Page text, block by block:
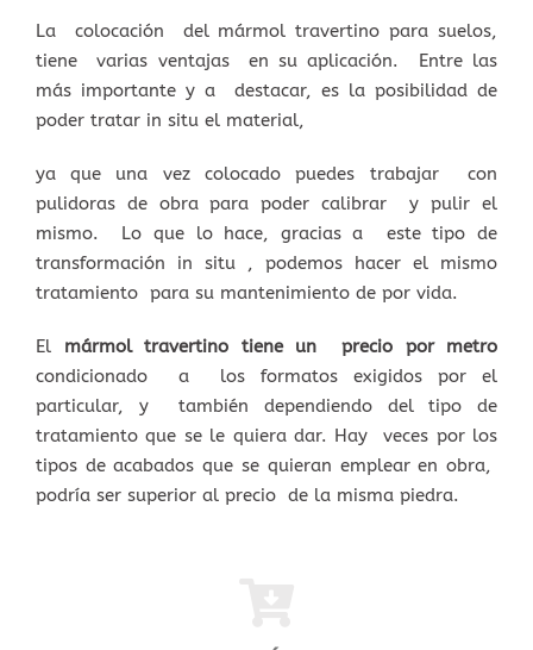
La colocación del mármol travertino para suelos,
tiene varias ventajas en su aplicación. Entre las
más importante y a destacar, es la posibilidad de
poder tratar in situ el material,
ya que una vez colocado puedes trabajar con
pulidoras de obra para poder calibrar y pulir el
mismo. Lo que lo hace, gracias a este tipo de
transformación in situ , podemos hacer el mismo
tratamiento para su mantenimiento de por vida.
El mármol travertino tiene un precio por metro
condicionado a los formatos exigidos por el
particular, y también dependiendo del tipo de
tratamiento que se le quiera dar. Hay veces por los
tipos de acabados que se quieran emplear en obra,
podría ser superior al precio de la misma piedra.